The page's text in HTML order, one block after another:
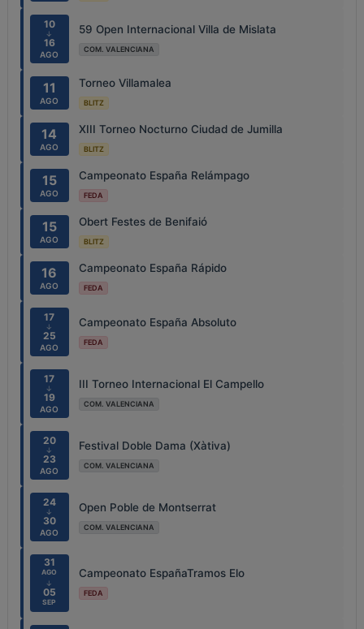
10
↓
16
AGO
59 Open Internacional Villa de Mislata
COM. VALENCIANA
11
AGO
Torneo Villamalea
BLITZ
14
AGO
XIII Torneo Nocturno Ciudad de Jumilla
BLITZ
15
AGO
Campeonato España Relámpago
FEDA
15
AGO
Obert Festes de Benifaió
BLITZ
16
AGO
Campeonato España Rápido
FEDA
17
↓
25
AGO
Campeonato España Absoluto
FEDA
17
↓
19
AGO
III Torneo Internacional El Campello
COM. VALENCIANA
20
↓
23
AGO
Festival Doble Dama (Xàtiva)
COM. VALENCIANA
24
↓
30
AGO
Open Poble de Montserrat
COM. VALENCIANA
31
AGO
↓
05
SEP
Campeonato EspañaTramos Elo
FEDA